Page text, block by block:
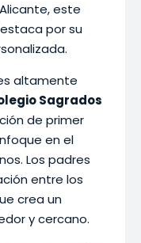
Alicante, este
por su
altamente
Sagrados
de primer
en el
Los padres
entre los
crea un
y cercano.